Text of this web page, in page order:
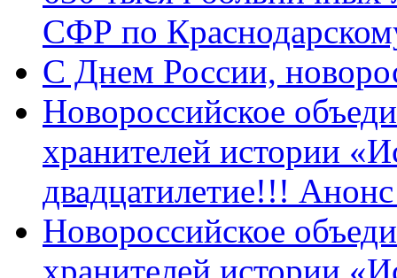
СФР по
C Днем России,
Новороссийское
хранителей истории
двадцатилетие!!!
Новороссийское
хранителей истории